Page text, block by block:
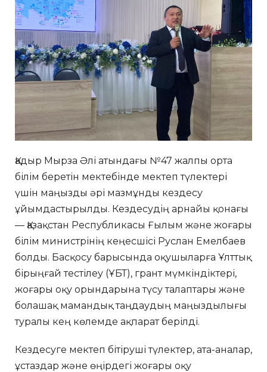
Қадыр Мырза Әлі атындағы №47 жалпы орта
білім беретін мектебінде мектеп түлектері
үшін маңызды әрі мазмұнды кездесу
ұйымдастырылды. Кездесудің арнайы қонағы
— Қазақстан Республикасы Ғылым және жоғары
білім министрінің кеңесшісі Руслан Емелбаев
болды. Басқосу барысында оқушыларға Ұлттық
бірыңғай тестілеу (ҰБТ), грант мүмкіндіктері,
жоғары оқу орындарына түсу талаптары және
болашақ мамандық таңдаудың маңыздылығы
туралы кең көлемде ақпарат берілді.
Кездесуге мектеп бітіруші түлектер, ата-аналар,
ұстаздар және өңірдегі жоғары оқу